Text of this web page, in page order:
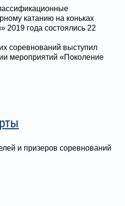
катанию на коньках
2019 года состоялись 22
соревнований выступил
мероприятий «Поколение
и призеров соревнований